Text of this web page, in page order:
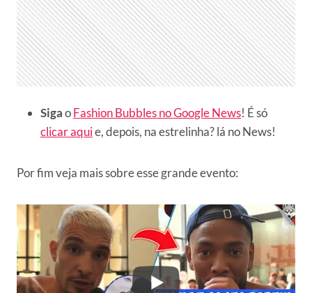
SigaoFashion Bubbles no Google News! É só
clicar aquie, depois, na estrelinha? lá no News!
Por fim veja mais sobre esse grande evento: